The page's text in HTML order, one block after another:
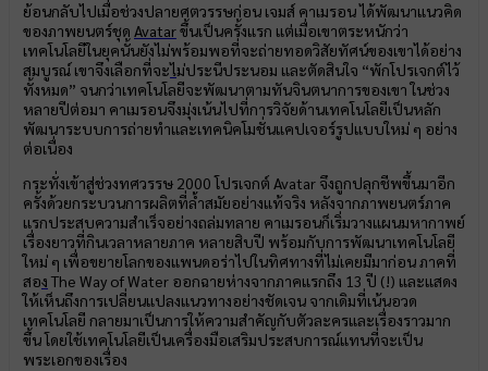
ย้อนกลับไปเมื่อช่วงปลายศตวรรษก่อน เจมส์ คาเมรอน ได้พัฒนาแนวคิด
ของภาพยนตร์ชุด Avatarขึ้นเป็นครั้งแรก แต่เมื่อเขาตระหนักว่า
เทคโนโลยีในยุคนั้นยังไม่พร้อมพอที่จะถ่ายทอดวิสัยทัศน์ของเขาได้อย่าง
สมบูรณ์ เขาจึงเลือกที่จะไม่ประนีประนอม และตัดสินใจ “พักโปรเจกต์ไว้
ทั้งหมด” จนกว่าเทคโนโลยีจะพัฒนาตามทันจินตนาการของเขา ในช่วง
หลายปีต่อมา คาเมรอนจึงมุ่งเน้นไปที่การวิจัยด้านเทคโนโลยีเป็นหลัก
พัฒนาระบบการถ่ายทำและเทคนิคโมชั่นแคปเจอร์รูปแบบใหม่ ๆ อย่าง
ต่อเนื่อง
กระทั่งเข้าสู่ช่วงทศวรรษ 2000 โปรเจกต์ Avatar จึงถูกปลุกชีพขึ้นมาอีก
ครั้งด้วยกระบวนการผลิตที่ล้ำสมัยอย่างแท้จริง หลังจากภาพยนตร์ภาค
แรกประสบความสำเร็จอย่างถล่มทลาย คาเมรอนก็เริ่มวางแผนมหากาพย์
เรื่องยาวที่กินเวลาหลายภาค หลายสิบปี พร้อมกับการพัฒนาเทคโนโลยี
ใหม่ ๆ เพื่อขยายโลกของแพนดอร่าไปในทิศทางที่ไม่เคยมีมาก่อน ภาคที่
สอง The Way of Water ออกฉายห่างจากภาคแรกถึง 13 ปี (!) และแสดง
ให้เห็นถึงการเปลี่ยนแปลงแนวทางอย่างชัดเจน จากเดิมที่เน้นอวด
เทคโนโลยี กลายมาเป็นการให้ความสำคัญกับตัวละครและเรื่องราวมาก
ขึ้น โดยใช้เทคโนโลยีเป็นเครื่องมือเสริมประสบการณ์แทนที่จะเป็น
พระเอกของเรื่อง